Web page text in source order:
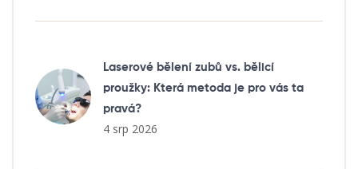
Laserové bělení zubů vs. bělicí
proužky: Která metoda je pro vás ta
pravá?
4 srp 2026